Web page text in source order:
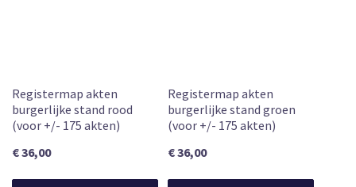
Registermap akten
burgerlijke stand rood
(voor +/- 175 akten)
€ 36,00
Registermap akten
burgerlijke stand groen
(voor +/- 175 akten)
€ 36,00